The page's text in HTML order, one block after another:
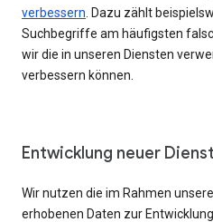
verbessern . Dazu zählt
Suchbegriffe am häufigsten
wir die in unseren Diensten
verbessern können.
Entwicklung neuer
Wir nutzen die im Rahmen
erhobenen Daten zur